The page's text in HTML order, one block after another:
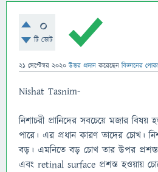
0
টি ভোট
21 সেপ্টেম্বর 2020 উত্তর প্রদান করেছেনবিজ্ঞানের
Nishat Tasnim-
নিশাচরী প্রানিদের সবচেয়ে মজার বিষয়
পারে। এর প্রধান কারণ তাদের চোখ।
বড়। এমনিতে বড় চোখ তার উপর প্রশস্ত
এবং retinal surface প্রশস্ত হওয়ায়